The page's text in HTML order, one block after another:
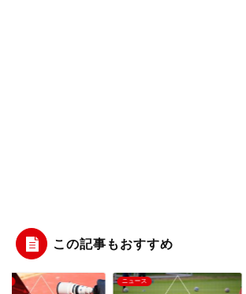
この記事もおすすめ
ニュース